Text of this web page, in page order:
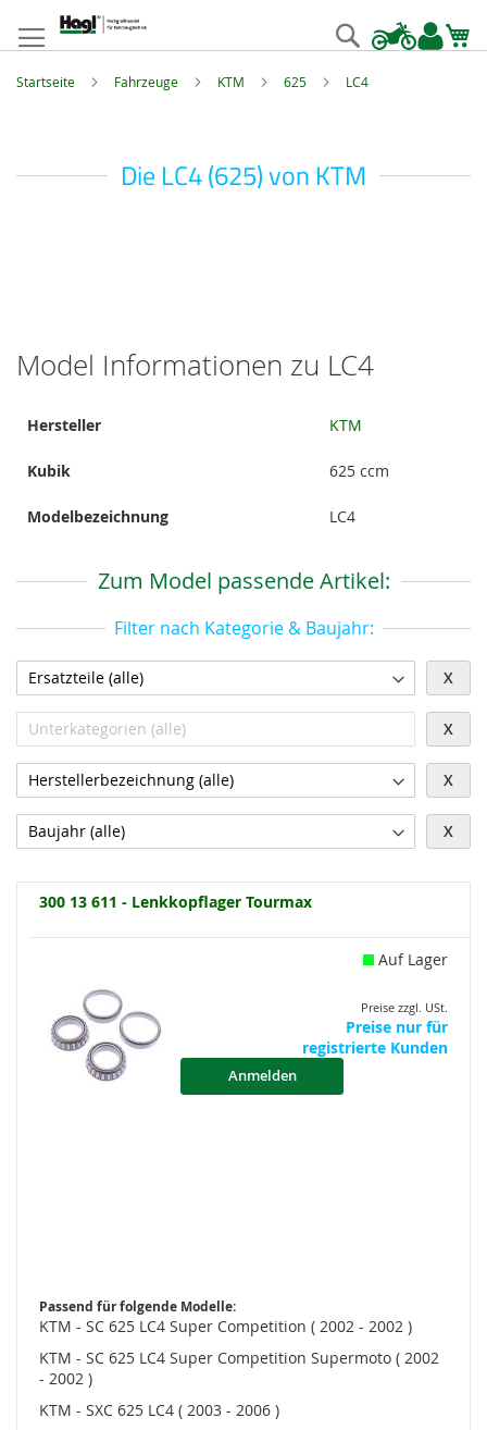
springen
Suche
Startseite Fahrzeuge KTM 625 LC4
Die LC4 (625) von KTM
Model Informationen zu LC4
Informationen
Hersteller KTM
Kubik 625 ccm
Modelbezeichnung LC4
Zum Model passende Artikel:
Filter nach Kategorie & Baujahr:
X
X
X
X
300 13 611 - Lenkkopflager Tourmax
Auf Lager
Preise zzgl. USt.
Preise nur für
registrierte Kunden
Anmelden
Passend für folgende Modelle:
KTM - SC 625 LC4 Super Competition ( 2002 - 2002 )
KTM - SC 625 LC4 Super Competition Supermoto ( 2002
- 2002 )
KTM - SXC 625 LC4 ( 2003 - 2006 )